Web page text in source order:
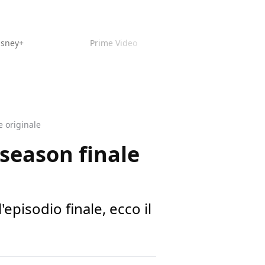
Prime Video
originale
finale
finale, ecco il